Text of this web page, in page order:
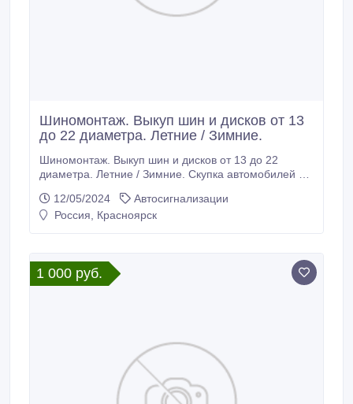
Шиномонтаж. Выкуп шин и дисков от 13
до 22 диаметра. Летние / Зимние.
Шиномонтаж. Выкуп шин и дисков от 13 до 22
диаметра. Летние / Зимние. Скупка автомобилей и
12/05/2024
Автосигнализации
Россия, Красноярск
1 000 руб.